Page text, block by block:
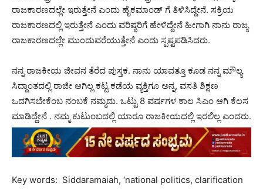
ರಾಜಕಾರಣದಲ್ಲೇ ಇರುತ್ತೇನೆ ಎಂದು ಹೈಕಮಾಂಡ್ ಗೆ ತಿಳಿಸಿದ್ದೇನೆ. ಸಕ್ರಿಯ
ರಾಜಕಾರಣದಲ್ಲಿ ಇರುತ್ತೇನೆ ಎಂದು ವರಿಷ್ಠರಿಗೆ ಹೇಳಿದ್ದೇನೆ ಹೀಗಾಗಿ ನಾನು ರಾಜ್ಯ
ರಾಜಕಾರಣದಲ್ಲೇ ಮುಂದುವರೆಯುತ್ತೇನೆ ಎಂದು ಸ್ಪಷ್ಟಪಡಿಸಿದರು.
ನನ್ನ ರಾಜಕೀಯ ಜೀವನ ತೆರೆದ ಪುಸ್ತಕ. ನಾನು ಯಾವತ್ತೂ ಕೂಡ ನನ್ನ ಮೌಲ್ಯ
ಸಿದ್ದಾಂತದಲ್ಲಿ ರಾಜೀ ಆಗಿಲ್ಲ ಕಟ್ಟ ಕಡೆಯ ವ್ಯಕ್ತಿಗೂ ಅನ್ನ, ವಸತಿ ಶಿಕ್ಷಣ
ಒದಗಿಸಬೇಕೆಂಬ ನಂಬಕೆ ನಮ್ಮದು. ಒಟ್ಟು 8 ವರ್ಷಗಳ ಕಾಲ ಸಿಎಂ ಆಗಿ ಕೆಲಸ
ಮಾಡಿದ್ದೇನೆ . ನಮ್ಮ ಕುಟುಂಬದಲ್ಲಿ ಯಾರೂ ರಾಜಕೀಯದಲ್ಲಿ ಇರಲಿಲ್ಲ ಎಂದರು.
Key words: Siddaramaiah, ‘national politics, clarification